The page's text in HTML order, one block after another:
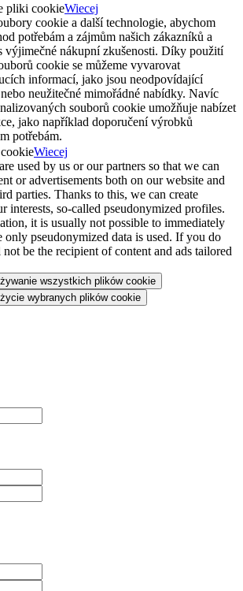
pliki cookieWiecej
cookie a další technologie, abychom
potřebám a zájmům našich zákazníků a
výjimečné nákupní zkušenosti. Díky použití
cookie se můžeme vyvarovat
informací, jako jsou neodpovídající
neužitečné mimořádné nabídky. Navíc
souborů cookie umožňuje nabízet
jako například doporučení výrobků
potřebám.
Wiecej
used by us or our partners so that we can
or advertisements both on our website and
parties. Thanks to this, we can create
interests, so-called pseudonymized profiles.
it is usually not possible to immediately
only pseudonymized data is used. If you do
be the recipient of content and ads tailored
wszystkich plików cookie
wybranych plików cookie